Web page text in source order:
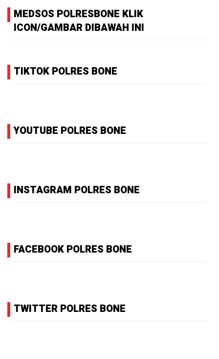
MEDSOS POLRESBONE KLIK
ICON/GAMBAR DIBAWAH INI
TIKTOK POLRES BONE
YOUTUBE POLRES BONE
INSTAGRAM POLRES BONE
FACEBOOK POLRES BONE
TWITTER POLRES BONE